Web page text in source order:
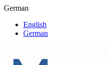
German
English
German